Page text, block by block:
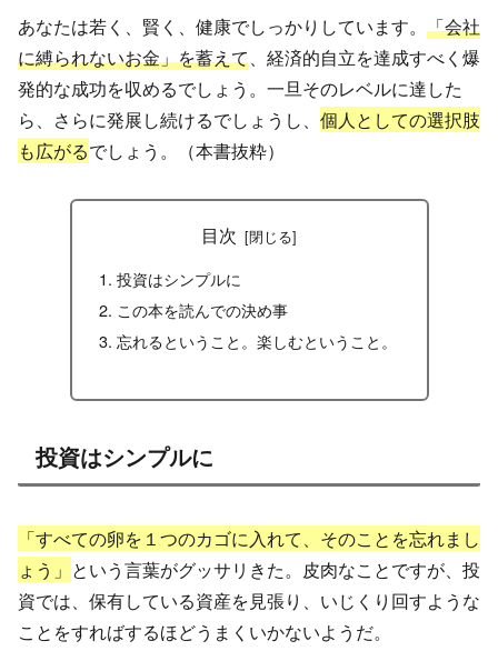
あなたは若く、賢く、健康でしっかりしています。 「会社
に縛られないお金」を蓄えて、経済的自立を達成すべく爆
発的な成功を収めるでしょう。一旦そのレベルに達した
ら、さらに発展し続けるでしょうし、 個人としての選択肢
も広がるでしょう。（本書抜粋）
目次
投資はシンプルに
この本を読んでの決め事
忘れるということ。楽しむということ。
投資はシンプルに
「すべての卵を１つのカゴに入れて、そのことを忘れまし
ょう」 という言葉がグッサリきた。皮肉なことですが、投
資では、保有している資産を見張り、いじくり回すような
ことをすればするほどうまくいかないようだ。